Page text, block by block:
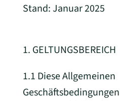
Stand: Januar 2025
1. GELTUNGSBEREICH
1.1 Diese Allgemeinen